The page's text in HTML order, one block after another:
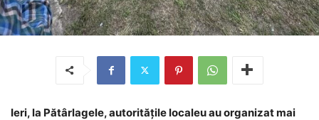
Ieri, la Pătârlagele, autoritățile localeu au organizat mai